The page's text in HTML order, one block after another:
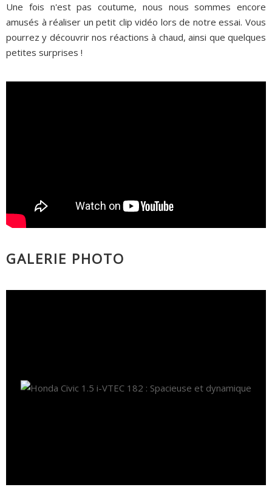
Une fois n'est pas coutume, nous nous sommes encore
amusés à réaliser un petit clip vidéo lors de notre essai. Vous
pourrez y découvrir nos réactions à chaud, ainsi que quelques
petites surprises !
GALERIE PHOTO